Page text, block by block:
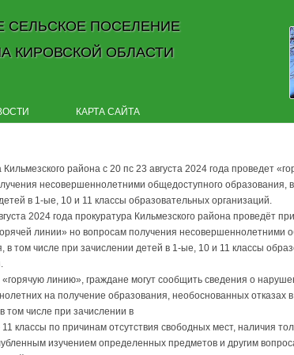
СЕЛЬСКОЕ ПОСЕЛЕНИЕ
КИРОВСКОЙ ОБЛАСТИ
Skip to content
КАРТА САЙТА
Кильмезского района с 20 пс 23 августа 2024 года проведет
несовершеннолетними общедоступного образования,
в 1-ые, 10 и 11 классы образовательных организаций.
2024 года прокуратура Кильмезского района проведёт
линии» но вопросам получения несовершеннолетними
в том числе при зачислении детей в 1-ые, 10 и 11 классы
«горячую линию», граждане могут сообщить сведения о
на получение образования, необоснованных отказах
том числе при зачислении в
классы по причинам отсутствия свободных мест, наличия
изучением определенных предметов и другим